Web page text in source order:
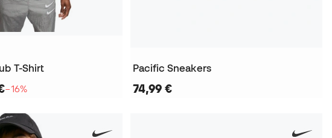
T-Shirt
−16%
Pacific Sneakers
74,99 €